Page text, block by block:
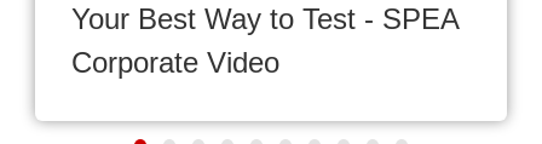
Your Best Way to Test - SPEA
Corporate Video